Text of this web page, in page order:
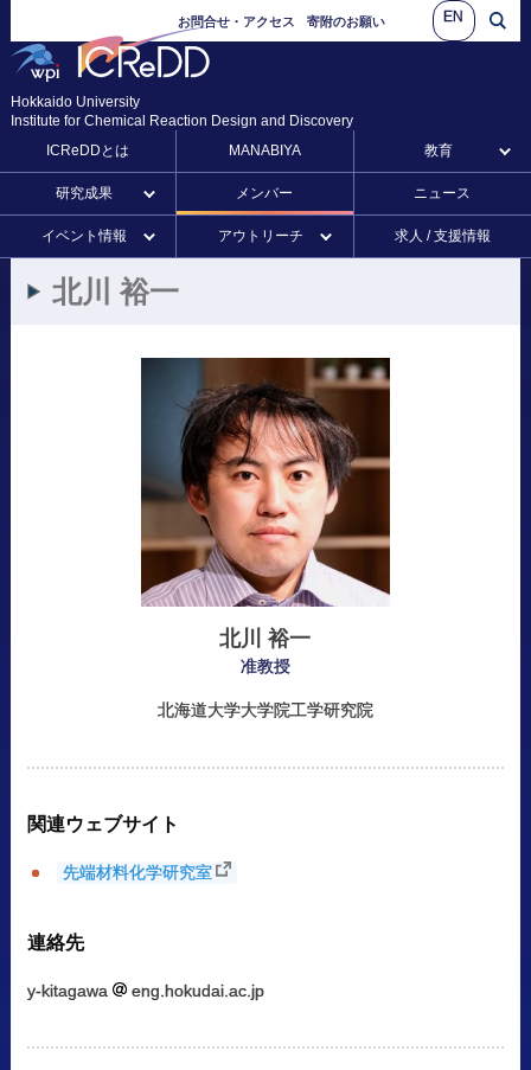
お問合せ・アクセス 寄附のお願い EN
Hokkaido University
Institute for Chemical Reaction Design and Discovery
ICReDDとは
MANABIYA 教育
研究成果 メンバー ニュース
イベント情報 アウトリーチ 求人 / 支援情報
北川 裕一
北川 裕一
准教授
北海道大学大学院工学研究院
関連ウェブサイト
先端材料化学研究室
連絡先
y-kitagawa eng.hokudai.ac.jp